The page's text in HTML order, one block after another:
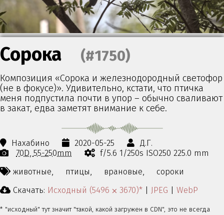
Сорока (#1750)
Композиция «Сорока и железнодородный светофор
(не в фокусе)». Удивительно, кстати, что птичка
меня подпустила почти в упор – обычно сваливают
в закат, едва заметят внимание к себе.
Нахабино 2020-05-25
Д.Г.
70D 55-250mm
f/5.6 1/250s ISO250 225.0 mm
животные,
птицы, врановые,
сороки
Скачать: Исходный (5496 ⨉ 3670)* | JPEG | WebP
* "исходный" тут значит "такой, какой загружен в CDN", это не всегда